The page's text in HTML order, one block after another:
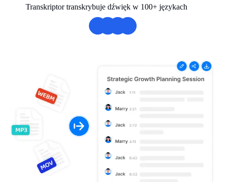
Transkriptor transkrybuje dźwięk w 100+ językach